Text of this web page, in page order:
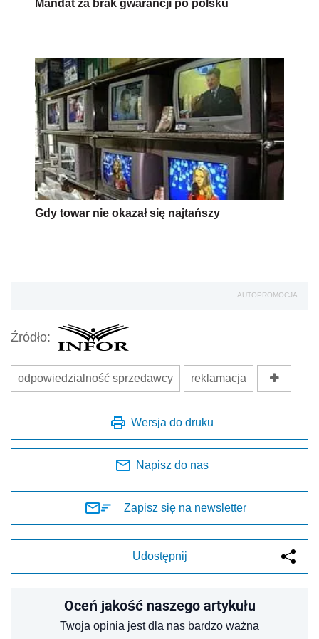
Mandat za brak gwarancji po polsku
Gdy towar nie okazał się najtańszy
AUTOPROMOCJA
Źródło:
odpowiedzialność sprzedawcy reklamacja
Wersja do druku
Napisz do nas
Zapisz się na newsletter
Udostępnij
Oceń jakość naszego artykułu
Twoja opinia jest dla nas bardzo ważna